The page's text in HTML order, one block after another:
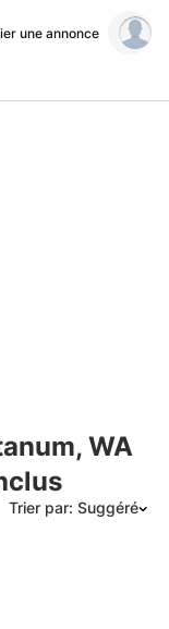
une annonce
WA
Trier par: Suggéré